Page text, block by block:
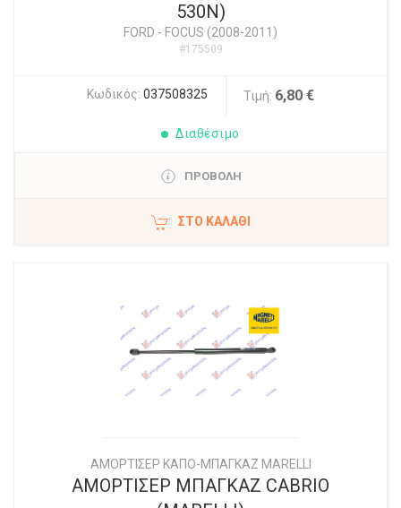
530N)
FORD - FOCUS (2008-2011)
#175509
Κωδικός: 037508325 Τιμή: 6,80 €
Διαθέσιμο
ΠΡΟΒΟΛΗ
ΣΤΟ ΚΑΛΆΘΙ
ΑΜΟΡΤΙΣΕΡ ΚΑΠΟ-ΜΠΑΓΚΑΖ MARELLI
ΑΜΟΡΤΙΣΕΡ ΜΠΑΓΚΑΖ CABRIO